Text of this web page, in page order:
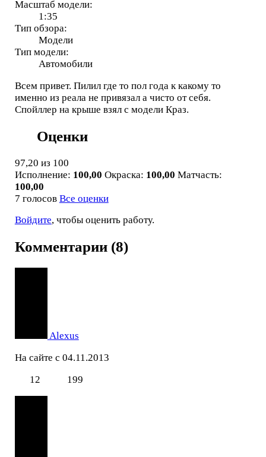
Масштаб модели:
1:35
Тип обзора:
Модели
Тип модели:
Автомобили
Всем привет. Пилил где то пол года к какому то
именно из реала не привязал а чисто от себя.
Спойллер на крыше взял с модели Краз.
Оценки
97,20 из 100
Исполнение: 100,00 Окраска: 100,00 Матчасть:
100,00
7 голосов Все оценки
Войдите, чтобы оценить работу.
Комментарии (8)
Alexus
На сайте с 04.11.2013
12
199